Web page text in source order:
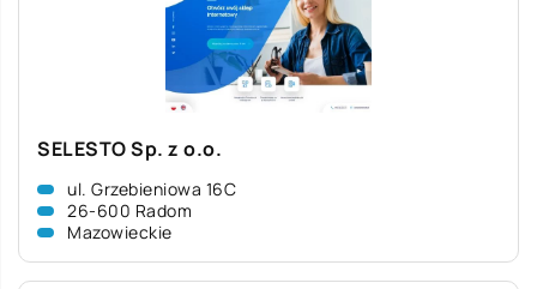
SELESTO Sp. z o.o.
ul. Grzebieniowa 16C
26-600 Radom
Mazowieckie